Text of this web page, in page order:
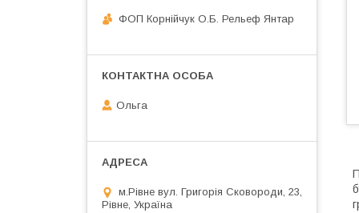
ФОП Корнійчук О.Б. Рельеф Янтар
Ольга
м.Рівне вул. Григорія Сковороди, 23,
Рівне, Україна